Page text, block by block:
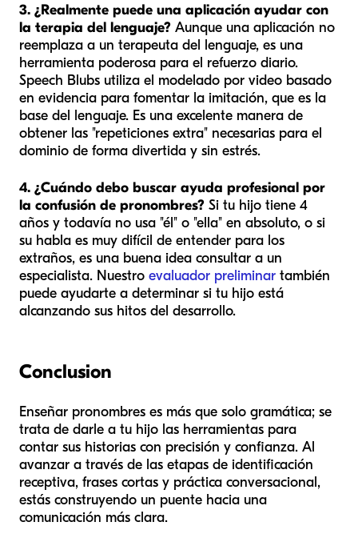
3. ¿Realmente puede una aplicación ayudar con
la terapia del lenguaje? Aunque una aplicación no
reemplaza a un terapeuta del lenguaje, es una
herramienta poderosa para el refuerzo diario.
Speech Blubs utiliza el modelado por video basado
en evidencia para fomentar la imitación, que es la
base del lenguaje. Es una excelente manera de
obtener las "repeticiones extra" necesarias para el
dominio de forma divertida y sin estrés.
4. ¿Cuándo debo buscar ayuda profesional por
la confusión de pronombres? Si tu hijo tiene 4
años y todavía no usa "él" o "ella" en absoluto, o si
su habla es muy difícil de entender para los
extraños, es una buena idea consultar a un
especialista. Nuestro evaluador preliminar también
puede ayudarte a determinar si tu hijo está
alcanzando sus hitos del desarrollo.
Conclusion
Enseñar pronombres es más que solo gramática; se
trata de darle a tu hijo las herramientas para
contar sus historias con precisión y confianza. Al
avanzar a través de las etapas de identificación
receptiva, frases cortas y práctica conversacional,
estás construyendo un puente hacia una
comunicación más clara.